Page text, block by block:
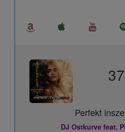
37
Perfekt
DJ Ostkurve feat.